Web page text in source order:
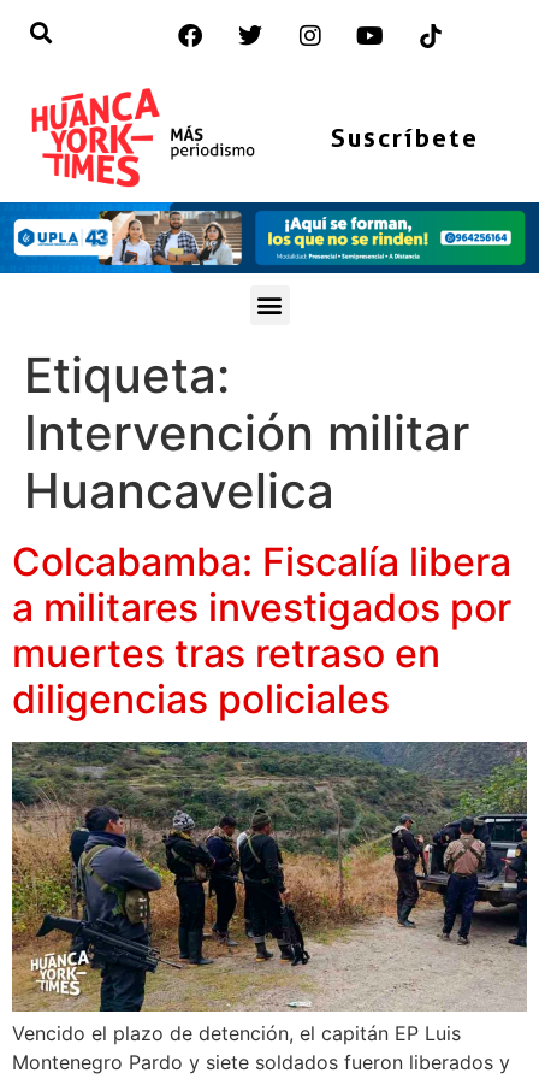
Suscríbete
Etiqueta:
Intervención militar
Huancavelica
Colcabamba: Fiscalía libera
a militares investigados por
muertes tras retraso en
diligencias policiales
Vencido el plazo de detención, el capitán EP Luis
Montenegro Pardo y siete soldados fueron liberados y